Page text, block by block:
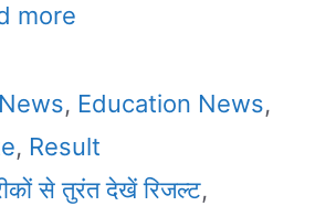
more
, Education News,
, Result
से तुरंत देखें रिजल्ट,